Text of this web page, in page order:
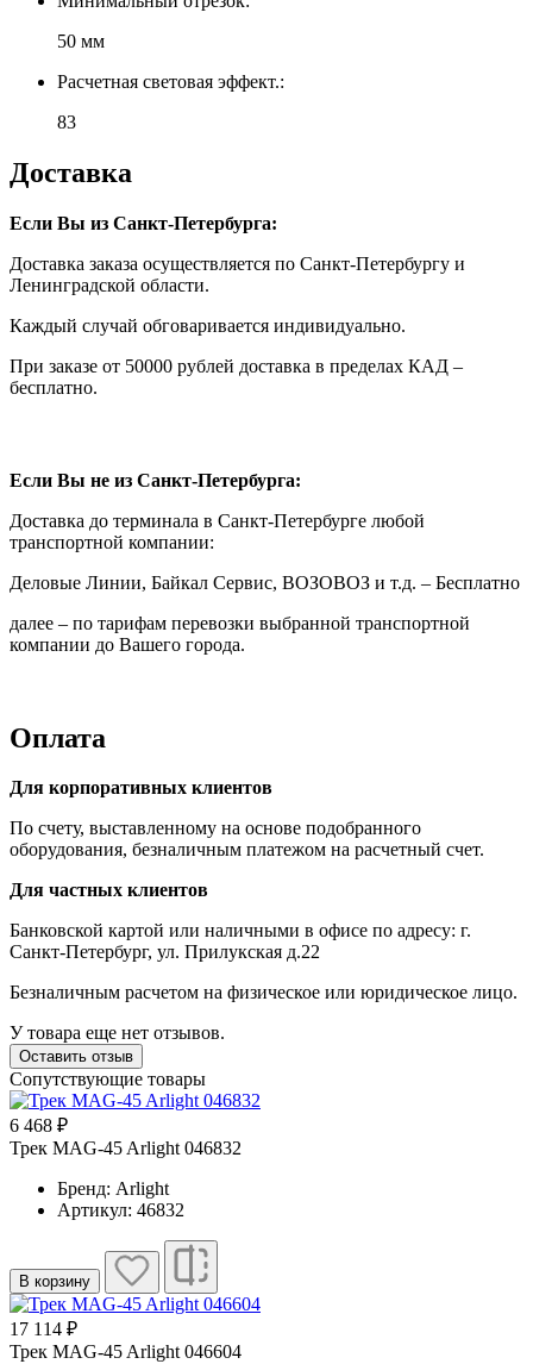
50 мм
Расчетная световая эффект.:
83
Доставка
Если Вы из Санкт-Петербурга:
Доставка заказа осуществляется по Санкт-Петербургу и
Ленинградской области.
Каждый случай обговаривается индивидуально.
При заказе от 50000 рублей доставка в пределах КАД –
бесплатно.
Если Вы не из Санкт-Петербурга:
Доставка до терминала в Санкт-Петербурге любой
транспортной компании:
Деловые Линии, Байкал Сервис, ВОЗОВОЗ и т.д. – Бесплатно
далее – по тарифам перевозки выбранной транспортной
компании до Вашего города.
Оплата
Для корпоративных клиентов
По счету, выставленному на основе подобранного
оборудования, безналичным платежом на расчетный счет.
Для частных клиентов
Банковской картой или наличными в офисе по адресу: г.
Санкт-Петербург, ул. Прилукская д.22
Безналичным расчетом на физическое или юридическое лицо.
У товара еще нет отзывов.
Оставить отзыв
Сопутствующие товары
6 468 ₽
Трек MAG-45 Arlight 046832
Бренд: Arlight
Артикул: 46832
В корзину
17 114 ₽
Трек MAG-45 Arlight 046604